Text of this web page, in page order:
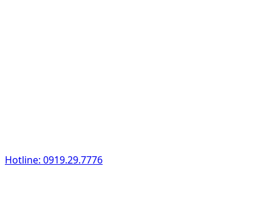
Hotline: 0919.29.7776